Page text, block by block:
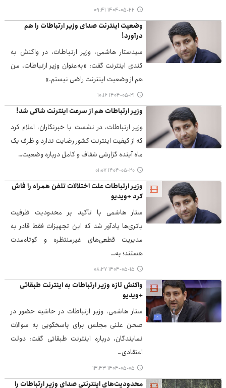
۱۴۰۴-۰۵-۲۲ ۰۹:۴۱
وضعیت اینترنت صدای وزیر ارتباطات را هم
درآورد!
سیدستار هاشمی، وزیر ارتباطات، در واکنش به
کندی اینترنت گفت: «به‌عنوان وزیر ارتباطات، من
هم از وضعیت اینترنت راضی نیستم.»
۱۴۰۴-۰۵-۲۱ ۱۰:۱۶
وزیر ارتباطات هم از سرعت اینترنت شاکی شد!
وزیر ارتباطات، در نشست با خبرنگاران، اعلام کرد
که از کیفیت اینترنت کشور رضایت ندارد و ظرف یک
ماه آینده گزارشی شفاف و کامل درباره وضعیت…
۱۴۰۴-۰۵-۲۰ ۰۱:۰۷
وزیر ارتباطات علت اختلالات تلفن همراه را فاش
کرد +ویدیو
ستار هاشمی با تأکید بر محدودیت ظرفیت
باتری‌ها یادآور شد که این تجهیزات فقط قادر به
مدیریت قطعی‌های غیرمنتظره و کوتاه‌مدت
هستند؛ به…
۱۴۰۴-۰۵-۱۵ ۰۸:۲۷
واکنش تازه وزیر ارتباطات به اینترنت طبقاتی
+ویدیو
ستار هاشمی، وزیر ارتباطات در حاشیه حضور در
صحن علنی مجلس برای پاسخگویی به سوالات
نمایندگان، درباره اینترنت طبقاتی گفت: دولت
اعتقادی…
۱۴۰۴-۰۵-۰۵ ۱۳:۴۳
محدودیت‌های اینترنتی صدای وزیر ارتباطات را